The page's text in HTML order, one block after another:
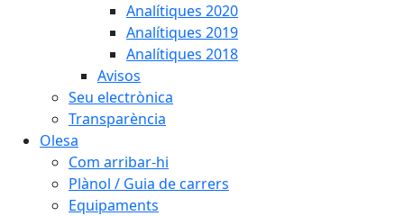
Analítiques 2020
Analítiques 2019
Analítiques 2018
Avisos
Seu electrònica
Transparència
Olesa
Com arribar-hi
Plànol / Guia de carrers
Equipaments